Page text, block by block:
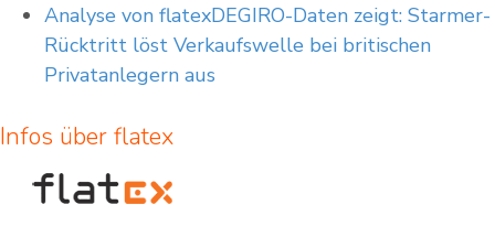
Analyse von flatexDEGIRO-Daten zeigt: Starmer-
Rücktritt löst Verkaufswelle bei britischen
Privatanlegern aus
Infos über flatex